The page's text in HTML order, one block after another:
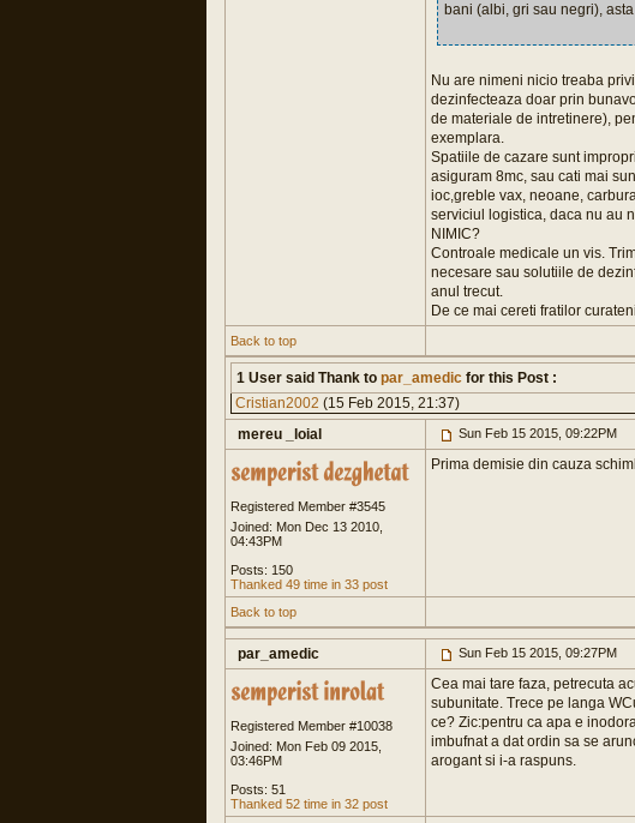
bani (albi, gri sau negri),
Nu are nimeni nicio treaba
dezinfecteaza doar prin
de materiale de intretinere),
exemplara.
Spatiile de cazare sunt
asiguram 8mc, sau cati mai
ioc,greble vax, neoane,
serviciul logistica, daca nu au
NIMIC?
Controale medicale un vis.
necesare sau solutiile de
anul trecut.
De ce mai cereti fratilor
Back to top
1 User said Thank to par_amedic for this Post :
Cristian2002 (15 Feb 2015, 21:37)
mereu _loial
Sun Feb 15 2015, 09:22PM
Registered Member #3545
Joined: Mon Dec 13 2010,
04:43PM
Posts: 150
Thanked 49 time in 33 post
Prima demisie din cauza
Back to top
par_amedic Sun Feb 15 2015, 09:27PM
Registered Member #10038
Joined: Mon Feb 09 2015,
03:46PM
Posts: 51
Thanked 52 time in 32 post
Cea mai tare faza, petrecuta
subunitate. Trece pe langa
ce? Zic:pentru ca apa e
imbufnat a dat ordin sa se
arogant si i-a raspuns.